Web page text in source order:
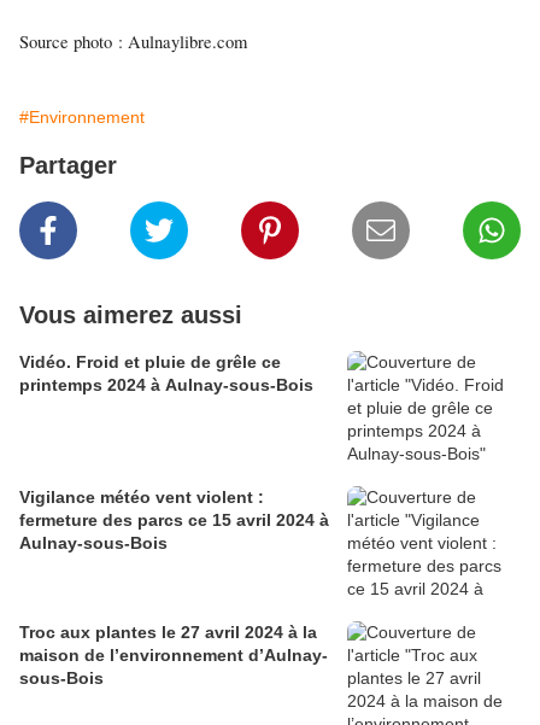
Source photo : Aulnaylibre.com
#Environnement
Partager
Vous aimerez aussi
Vidéo. Froid et pluie de grêle ce
printemps 2024 à Aulnay-sous-Bois
Vigilance météo vent violent :
fermeture des parcs ce 15 avril 2024 à
Aulnay-sous-Bois
Troc aux plantes le 27 avril 2024 à la
maison de l’environnement d’Aulnay-
sous-Bois